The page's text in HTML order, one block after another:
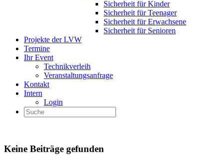
Sicherheit für Kinder
Sicherheit für Teenager
Sicherheit für Erwachsene
Sicherheit für Senioren
Projekte der LVW
Termine
Ihr Event
Technikverleih
Veranstaltungsanfrage
Kontakt
Intern
Login
Keine Beiträge gefunden